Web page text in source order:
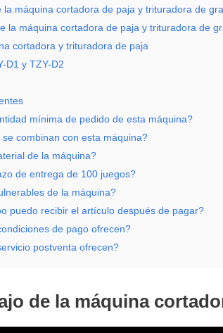
la máquina cortadora de paja y trituradora de
la máquina cortadora de paja y trituradora de
cortadora y trituradora de paja
D1 y TZY-D2
mínima de pedido de esta máquina?
combinan con esta máquina?
de la máquina?
de entrega de 100 juegos?
de la máquina?
puedo recibir el artículo después de pagar?
de pago ofrecen?
postventa ofrecen?
de la máquina